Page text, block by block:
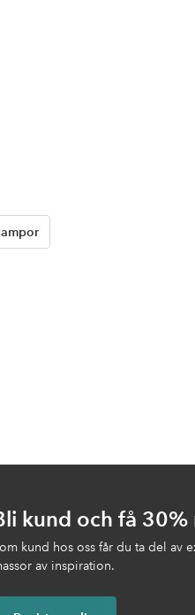
kund och få
kund hos oss får du ta del av
av inspiration.